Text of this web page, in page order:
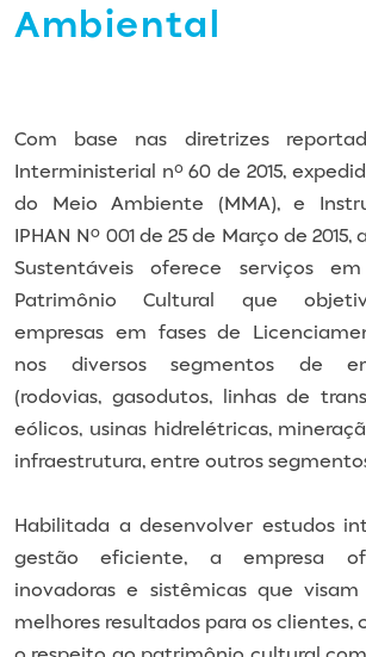
Ambiental
Com base nas diretrizes
Interministerial n° 60 de 2015,
do Meio Ambiente (MMA), e
IPHAN Nº 001 de 25 de Março de
Sustentáveis oferece serviços
Patrimônio Cultural que
empresas em fases de
nos diversos segmentos de
(rodovias, gasodutos, linhas de
eólicos, usinas hidrelétricas,
infraestrutura, entre outros
Habilitada a desenvolver estudos
gestão eficiente, a empresa
inovadoras e sistêmicas que
melhores resultados para os